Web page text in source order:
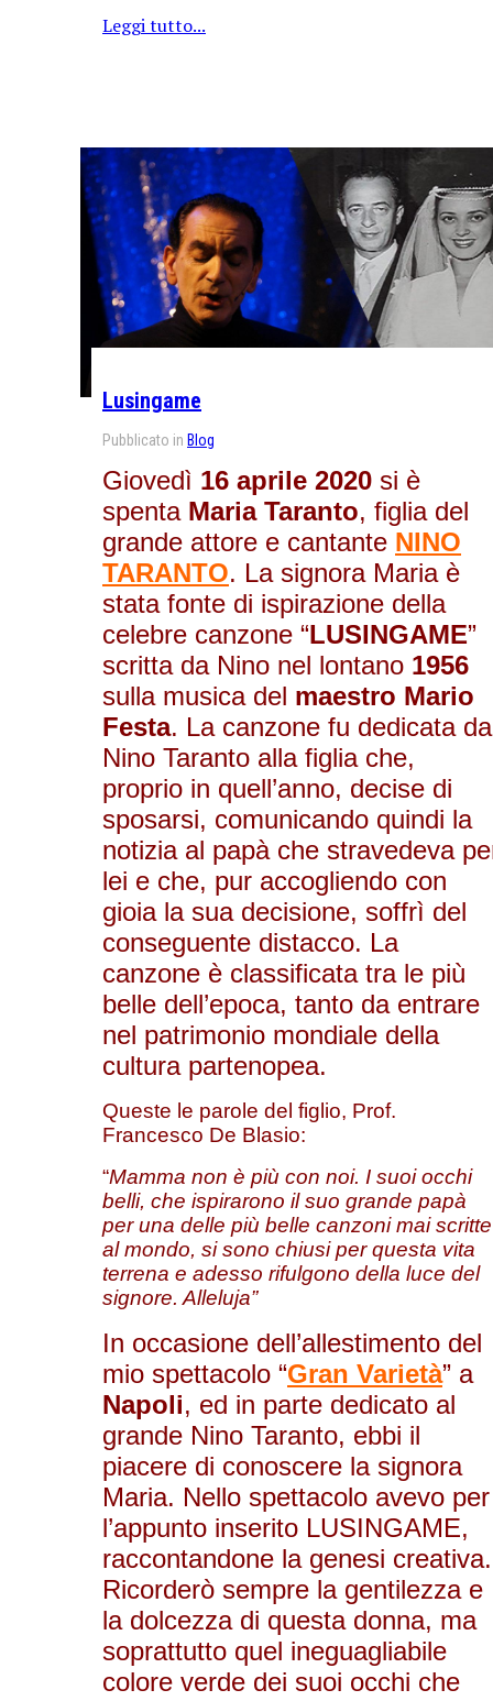
Leggi tutto...
Lusingame
Pubblicato in Blog
Giovedì 16 aprile 2020 si è
spenta Maria Taranto, figlia del
grande attore e cantante NINO
TARANTO. La signora Maria è
stata fonte di ispirazione della
celebre canzone “LUSINGAME”
scritta da Nino nel lontano 1956
sulla musica del maestro Mario
Festa. La canzone fu dedicata da
Nino Taranto alla figlia che,
proprio in quell’anno, decise di
sposarsi, comunicando quindi la
notizia al papà che stravedeva
lei e che, pur accogliendo con
gioia la sua decisione, soffrì del
conseguente distacco. La
canzone è classificata tra le più
belle dell’epoca, tanto da entrare
nel patrimonio mondiale della
cultura partenopea.
Queste le parole del figlio, Prof.
Francesco De Blasio:
“Mamma non è più con noi. I suoi occhi
belli, che ispirarono il suo grande papà
per una delle più belle canzoni mai scritte
al mondo, si sono chiusi per questa vita
terrena e adesso rifulgono della luce del
signore. Alleluja”
In occasione dell’allestimento del
mio spettacolo “Gran Varietà” a
Napoli, ed in parte dedicato al
grande Nino Taranto, ebbi il
piacere di conoscere la signora
Maria. Nello spettacolo avevo per
l’appunto inserito LUSINGAME,
raccontandone la genesi creativa.
Ricorderò sempre la gentilezza e
la dolcezza di questa donna, ma
soprattutto quel ineguagliabile
colore verde dei suoi occhi che